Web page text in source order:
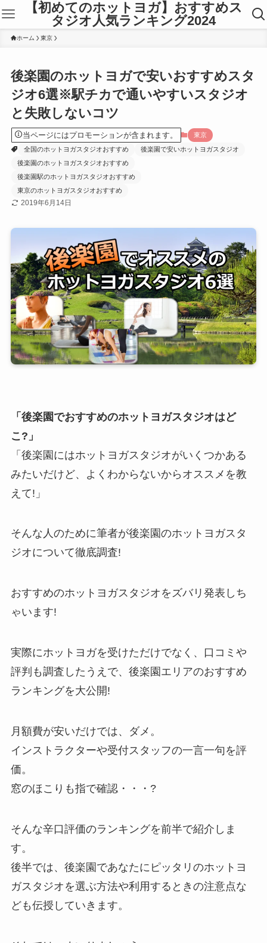
【初めてのホットヨガ】おすすめス
タジオ人気ランキング2024
ホーム 東京
後楽園のホットヨガで安いおすすめスタ
ジオ6選※駅チカで通いやすいスタジオ
と失敗しないコツ
当ページにはプロモーションが含まれます。
東京
全国のホットヨガスタジオおすすめ
後楽園で安いホットヨガスタジオ
後楽園のホットヨガスタジオおすすめ
後楽園駅のホットヨガスタジオおすすめ
東京のホットヨガスタジオおすすめ
2019年6月14日
「後楽園でおすすめのホットヨガスタジオはど
こ?」
「後楽園にはホットヨガスタジオがいくつかある
みたいだけど、よくわからないからオススメを教
えて!」
そんな人のために筆者が後楽園のホットヨガスタ
ジオについて徹底調査!
おすすめのホットヨガスタジオをズバリ発表しち
ゃいます!
実際にホットヨガを受けただけでなく、口コミや
評判も調査したうえで、後楽園エリアのおすすめ
ランキングを大公開!
月額費が安いだけでは、ダメ。
インストラクターや受付スタッフの一言一句を評
価。
窓のほこりも指で確認・・・?
そんな辛口評価のランキングを前半で紹介しま
す。
後半では、後楽園であなたにピッタリのホットヨ
ガスタジオを選ぶ方法や利用するときの注意点な
ども伝授していきます。